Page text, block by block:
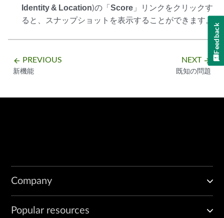
Identity & Location)の「Score 」リンクをクリックす
ると、スナップショットを表示することができます。
arrow_backward PREVIOUS
新機能
NEXT arrow_forward
既知の問題
Company
Popular resources
Feedback